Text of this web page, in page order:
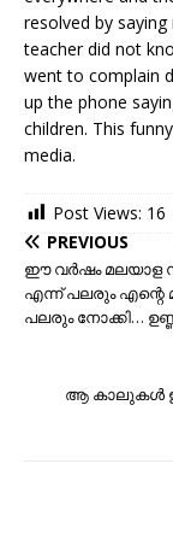
resolved by
teacher did not
went to complain
up the phone
children. This
media.
Post Views: 16
PREVIOUS
ഈ വര്‍ഷം മലയാള
എന്ന് പലരും എന്റെ
പലരും നോക്കി…
ആ കാലുകൾ